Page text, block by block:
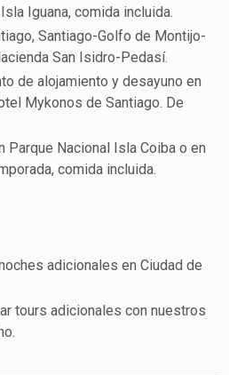
Iguana, comida incluida.
Santiago-Golfo de Montijo-
San Isidro-Pedasí.
de alojamiento y desayuno en
Mykonos de Santiago. De
Parque Nacional Isla Coiba o en
comida incluida.
adicionales en Ciudad de
tours adicionales con nuestros